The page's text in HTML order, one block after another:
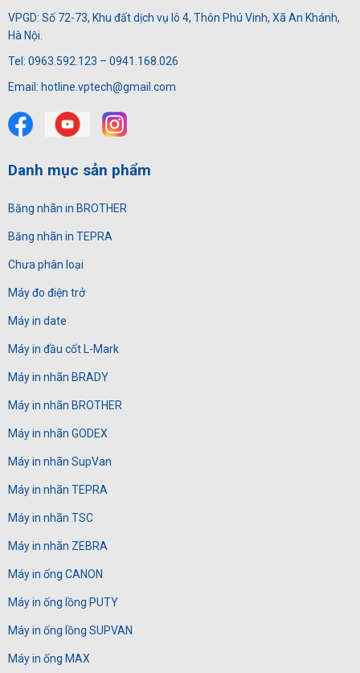
VPGD: Số 72-73, Khu đất dịch vụ lô 4, Thôn Phú Vinh, Xã An Khánh,
Hà Nội.
Tel: 0963.592.123 – 0941.168.026
Email: hotline.vptech@gmail.com
Danh mục sản phẩm
Băng nhãn in BROTHER
Băng nhãn in TEPRA
Chưa phân loại
Máy đo điện trở
Máy in date
Máy in đầu cốt L-Mark
Máy in nhãn BRADY
Máy in nhãn BROTHER
Máy in nhãn GODEX
Máy in nhãn SupVan
Máy in nhãn TEPRA
Máy in nhãn TSC
Máy in nhãn ZEBRA
Máy in ống CANON
Máy in ống lồng PUTY
Máy in ống lồng SUPVAN
Máy in ống MAX